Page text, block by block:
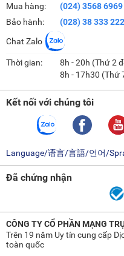
Mua hàng:
Bảo hành:
(024) 3568 6969
(028) 38 333 222
Chat Zalo
Thời gian:
8h - 20h (Thứ 2
8h - 17h30 (Thứ
Kết nối với chúng tôi
Language/语言/言語/언어/
Đã chứng nhận
CÔNG TY CỔ PHẦN MẠNG
Trên 19 năm Uy tín cung cấp
toàn quốc